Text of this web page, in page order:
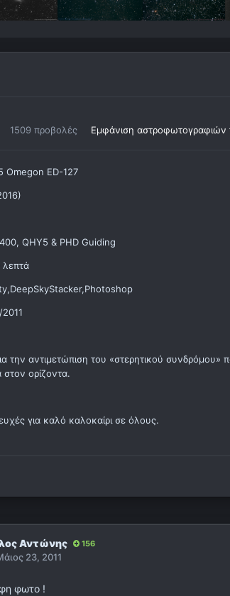
1509 προβολές Εμφάνιση αστροφωτογραφιών
Omegon ED-127
QHY5 & PHD Guiding
την αντιμετώπιση του «στερητικού
ορίζοντα.
για καλό καλοκαίρι σε όλους.
Αντώνης 156
23, 2011
φωτο !